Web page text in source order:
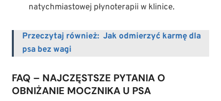
natychmiastowej płynoterapii w klinice.
Przeczytaj również: Jak odmierzyć karmę dla
psa bez wagi
FAQ – NAJCZĘSTSZE PYTANIA O
OBNIŻANIE MOCZNIKA U PSA